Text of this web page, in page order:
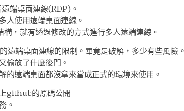
端桌面連線(RDP)。
人使用遠端桌面連線。
，就有透過修改的方式進行多人遠端連線。
端桌面連線的限制。畢竟是破解，多少有些風險。
偷放了什麼後門。
的遠端桌面都沒拿來當成正式的環境來使用。
github的原碼公開
。